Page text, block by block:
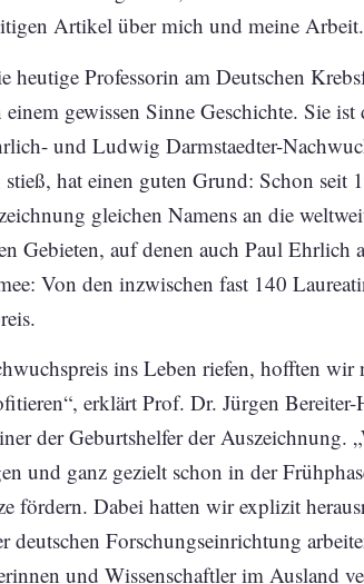
Artikel über mich und meine
heutige Professorin am Deutschen
einem gewissen Sinne Geschichte. Sie
und Ludwig Darmstaedter-
stieß, hat einen guten Grund: Schon
gleichen Namens an die
Gebieten, auf denen auch Paul Ehrlich
Von den inzwischen fast 140
ins Leben riefen, hofften
erklärt Prof. Dr. Jürgen
der Geburtshelfer der Auszeichnung.
und ganz gezielt schon in der
fördern. Dabei hatten wir explizit
deutschen Forschungseinrichtung
und Wissenschaftler im Ausland